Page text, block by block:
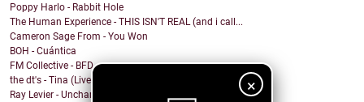
×
Poppy Harlo - Rabbit Hole
The Human Experience - THIS ISN'T REAL (and i call...
Cameron Sage From - You Won
BOH - Cuántica
FM Collective - BFD
the dt's - Tina (Live at Lakehouse Studios)
Ray Levier - Uncharted Destiny